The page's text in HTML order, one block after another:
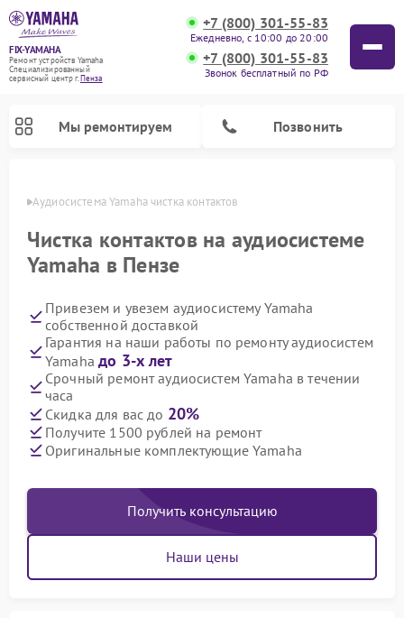
FIX-YAMAHA
Ремонт устройств Yamaha
Специализированный
cервисный центр г.Пенза
+7 (800) 301-55-83
Ежедневно, с 10:00 до 20:00
+7 (800) 301-55-83
Звонок бесплатный по РФ
Мы ремонтируем Позвонить
Аудиосистема Yamaha чистка контактов
Чистка контактов на аудиосистеме
Yamaha в Пензе
Привезем и увезем аудиосистему Yamaha
собственной доставкой
Гарантия на наши работы по ремонту аудиосистем
Yamahaдо 3-х лет
Срочный ремонт аудиосистем Yamaha в течении
часа
Скидка для вас до 20%
Получите 1500 рублей на ремонт
Оригинальные комплектующие Yamaha
Получить консультацию
Наши цены